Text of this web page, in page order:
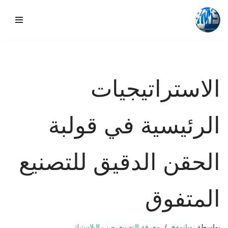
تخطي
الاستراتيجيات
الرئيسية في قولبة
الحقن الدقيق للتصنيع
المتفوق